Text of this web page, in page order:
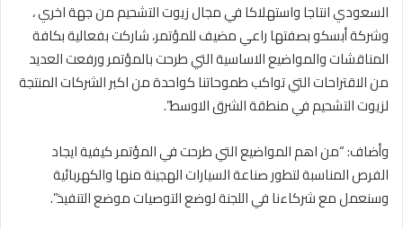
السعودي انتاجا واستهلاكا في مجال زيوت التشحيم من جهة اخري ،
وشركة أبسكو بصفتها راعي مضيف للمؤتمر، شاركت بفعالية بكافة
المناقشات والمواضيع الاساسية التي طرحت بالمؤتمر ورفعت العديد
من الاقتراحات التي تواكب طموحاتنا كواحدة من اكبر الشركات المنتجة
لزيوت التشحيم في منطقة الشرق الاوسط”.
وأضاف: “من اهم المواضيع التي طرحت في المؤتمر كيفية ايجاد
الفرص المناسبة لتطور صناعة السيارات الهجينة منها والكهربائية
وسنعمل مع شركاءنا في اللجنة لوضع التوصيات موضع التنفيذ”.